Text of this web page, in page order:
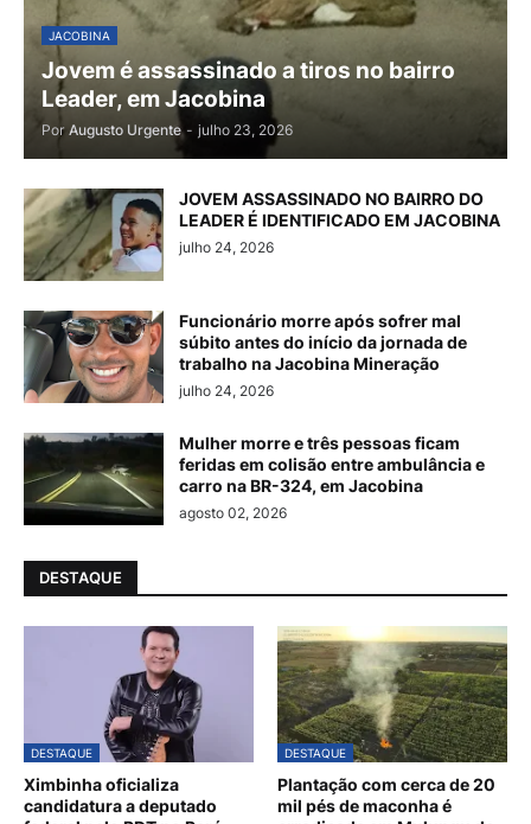
JACOBINA
Jovem é assassinado a tiros no bairro
Leader, em Jacobina
Por Augusto Urgente - julho 23, 2026
JOVEM ASSASSINADO NO BAIRRO DO
LEADER É IDENTIFICADO EM JACOBINA
julho 24, 2026
Funcionário morre após sofrer mal
súbito antes do início da jornada de
trabalho na Jacobina Mineração
julho 24, 2026
Mulher morre e três pessoas ficam
feridas em colisão entre ambulância e
carro na BR-324, em Jacobina
agosto 02, 2026
DESTAQUE
DESTAQUE
Ximbinha oficializa
candidatura a deputado
DESTAQUE
Plantação com cerca de 20
mil pés de maconha é